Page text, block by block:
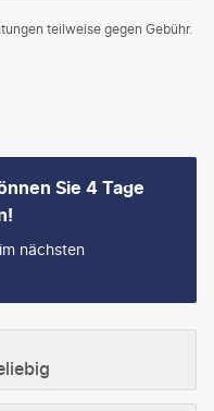
teilweise gegen Gebühr.
Sie 4 Tage
nächsten